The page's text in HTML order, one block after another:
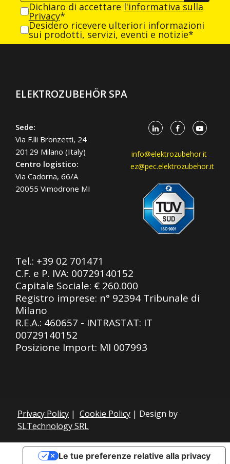
Dichiaro di accettare l'informativa sulla
Privacy*
Desidero ricevere ulteriori informazioni
sui prodotti, servizi, eventi e notizie*
ELEKTROZUBEHÖR SPA
Sede:
Via F.lli Bronzetti, 24
20129 Milano (Italy)
Centro logistico:
Via Cadorna, 66/A
20055 Vimodrone MI
info@elektrozubehor.it
ez@pec.elektrozubehor.it
Tel.: +39 02 701471
C.F. e P. IVA: 00729140152
Capitale Sociale: € 260.000
Registro imprese: n° 92394 Tribunale di
Milano
R.E.A.: 460657 - INTRASTAT: IT
00729140152
Posizione Import: Ml 007993
Privacy Policy | Cookie Policy | Design by
SLTechnology SRL
Le tue preferenze relative alla privacy